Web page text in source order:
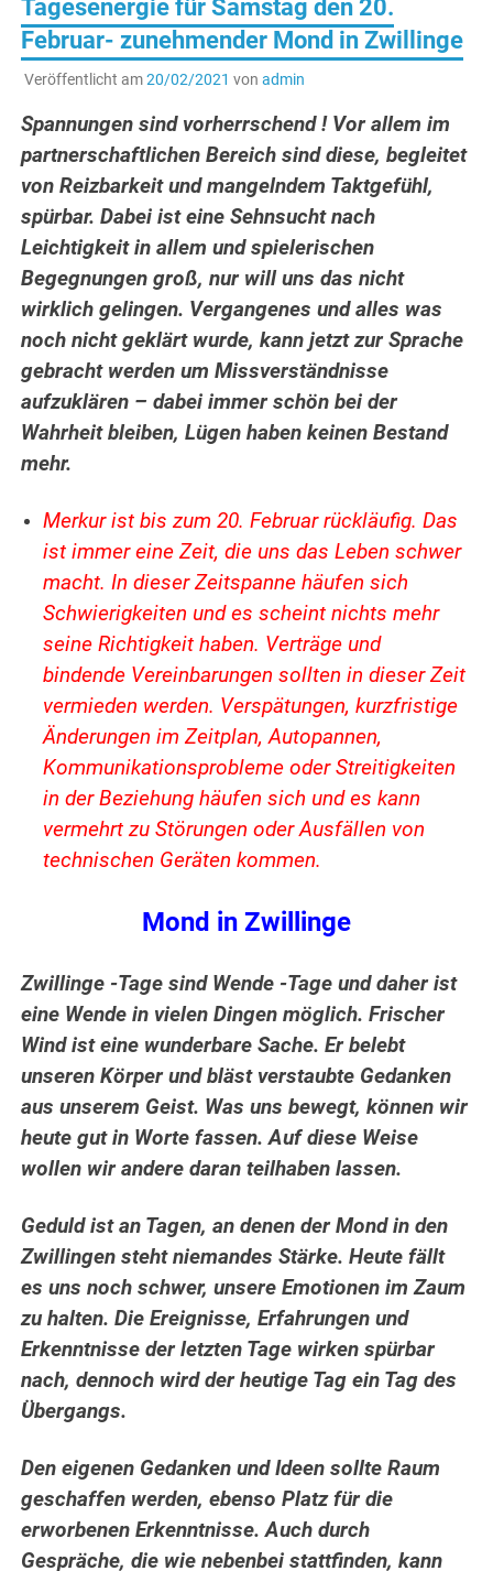
Tagesenergie für Samstag den 20.
Februar- zunehmender Mond in Zwillinge
Veröffentlicht am20/02/2021 von admin
Spannungen sind vorherrschend ! Vor allem im
partnerschaftlichen Bereich sind diese, begleitet
von Reizbarkeit und mangelndem Taktgefühl,
spürbar. Dabei ist eine Sehnsucht nach
Leichtigkeit in allem und spielerischen
Begegnungen groß, nur will uns das nicht
wirklich gelingen. Vergangenes und alles was
noch nicht geklärt wurde, kann jetzt zur Sprache
gebracht werden um Missverständnisse
aufzuklären – dabei immer schön bei der
Wahrheit bleiben, Lügen haben keinen Bestand
mehr.
Merkur ist bis zum 20. Februar rückläufig. Das
ist immer eine Zeit, die uns das Leben schwer
macht. In dieser Zeitspanne häufen sich
Schwierigkeiten und esscheint nichts mehr
seine Richtigkeit haben. Verträge und
bindende Vereinbarungen sollten in dieser Zeit
vermieden werden. Verspätungen, kurzfristige
Änderungen im Zeitplan, Autopannen,
Kommunikationsprobleme oder Streitigkeiten
in der Beziehung häufen sich und es kann
vermehrt zu Störungen oder Ausfällen von
technischen Geräten kommen.
Mond in Zwillinge
Zwillinge -Tage sind Wende -Tage und daher ist
eine Wende in vielen Dingen möglich. Frischer
Wind ist eine wunderbare Sache. Er belebt
unseren Körper und bläst verstaubte Gedanken
aus unserem Geist. Was uns bewegt, können wir
heute gut in Worte fassen. Auf diese Weise
wollen wir andere daran teilhaben lassen.
Geduld ist an Tagen, an denen der Mond in den
Zwillingen steht niemandes Stärke. Heute fällt
es uns noch schwer, unsere Emotionen im Zaum
zu halten. Die Ereignisse, Erfahrungen und
Erkenntnisse der letzten Tage wirken spürbar
nach, dennoch wird der heutige Tag ein Tag des
Übergangs.
Den eigenen Gedanken und Ideen sollte Raum
geschaffen werden, ebenso Platz für die
erworbenen Erkenntnisse. Auch durch
Gespräche, die wie nebenbei stattfinden, kann